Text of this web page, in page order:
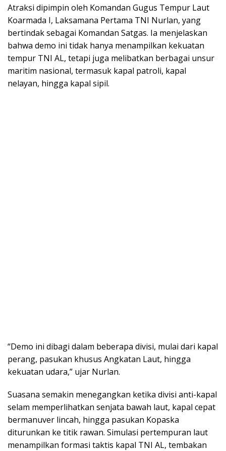
Atraksi dipimpin oleh Komandan Gugus Tempur Laut
Koarmada I, Laksamana Pertama TNI Nurlan, yang
bertindak sebagai Komandan Satgas. Ia menjelaskan
bahwa demo ini tidak hanya menampilkan kekuatan
tempur TNI AL, tetapi juga melibatkan berbagai unsur
maritim nasional, termasuk kapal patroli, kapal
nelayan, hingga kapal sipil.
“Demo ini dibagi dalam beberapa divisi, mulai dari kapal
perang, pasukan khusus Angkatan Laut, hingga
kekuatan udara,” ujar Nurlan.
Suasana semakin menegangkan ketika divisi anti-kapal
selam memperlihatkan senjata bawah laut, kapal cepat
bermanuver lincah, hingga pasukan Kopaska
diturunkan ke titik rawan. Simulasi pertempuran laut
menampilkan formasi taktis kapal TNI AL, tembakan